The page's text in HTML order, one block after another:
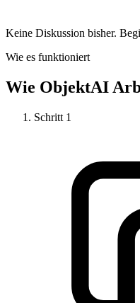
Keine Diskussion bisher.
Wie es funktioniert
Wie ObjektAI
Schritt 1